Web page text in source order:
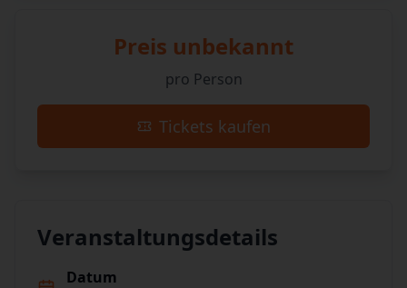
Preis unbekannt
pro Person
Tickets kaufen
Veranstaltungsdetails
Datum